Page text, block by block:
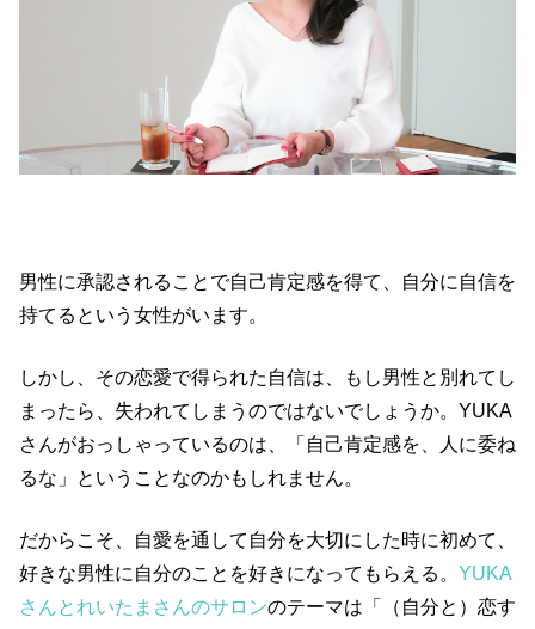
男性に承認されることで自己肯定感を得て、自分に自信を
持てるという女性がいます。
しかし、その恋愛で得られた自信は、もし男性と別れてし
まったら、失われてしまうのではないでしょうか。YUKA
さんがおっしゃっているのは、「自己肯定感を、人に委ね
るな」ということなのかもしれません。
だからこそ、自愛を通して自分を大切にした時に初めて、
好きな男性に自分のことを好きになってもらえる。 YUKA
さんとれいたまさんのサロンのテーマは「（自分と）恋す